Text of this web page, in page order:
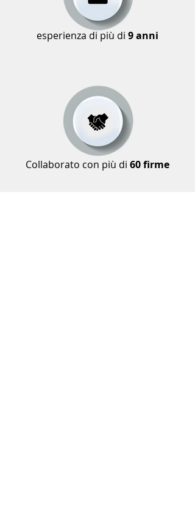
esperienza di più di 9 anni
Collaborato con più di 60 firme